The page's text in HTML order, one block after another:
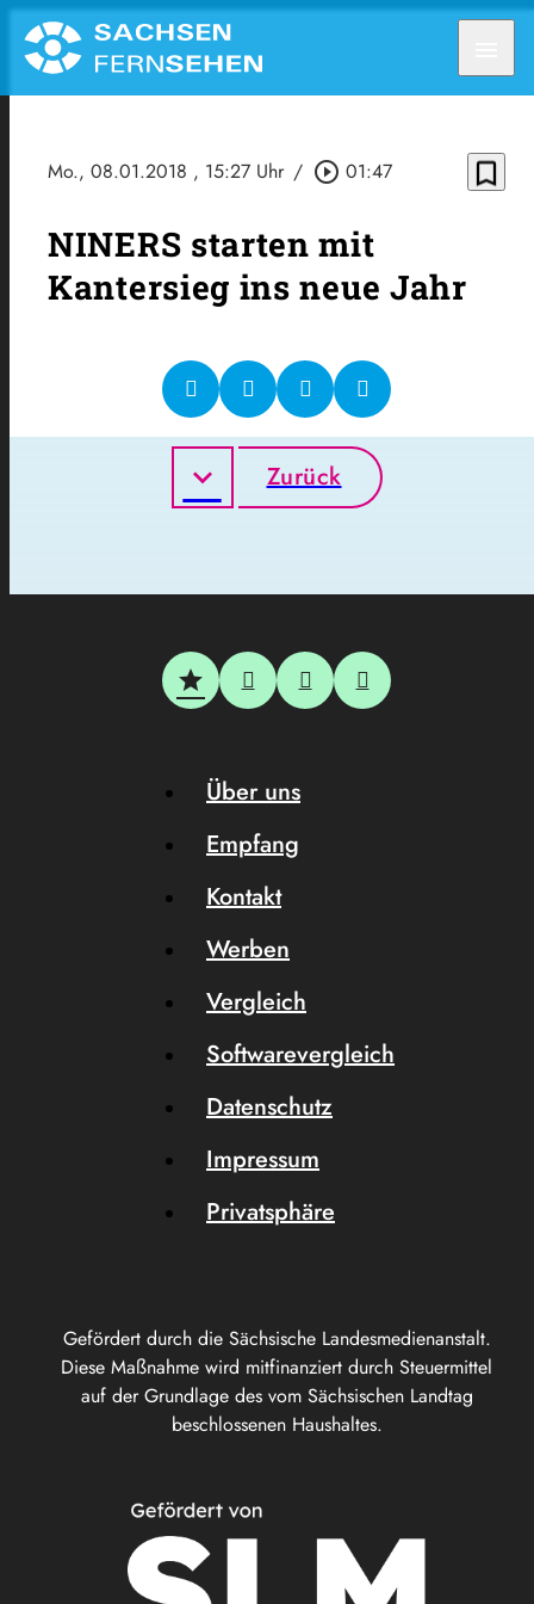
Mo., 08.01.2018 , 15:27 Uhr / play_circle_outline 01:47 bookmark_border
NINERS starten mit
Kantersieg ins neue Jahr
Zurück
Gefördert durch die Sächsische Landesmedienanstalt.
Diese Maßnahme wird mitfinanziert durch Steuermittel
auf der Grundlage des vom Sächsischen Landtag
beschlossenen Haushaltes.
Über uns
Empfang
Kontakt
Werben
Vergleich
Softwarevergleich
Datenschutz
Impressum
Privatsphäre